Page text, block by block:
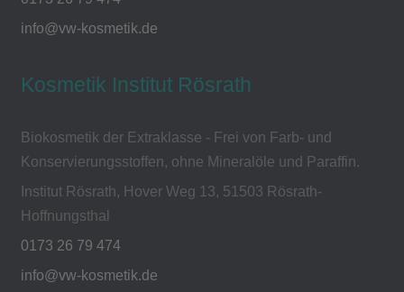
info@vw-kosmetik.de
Kosmetik Institut Rösrath
Biokosmetik der Extraklasse - Frei von Farb- und
Konservierungsstoffen, ohne Mineralöle und Paraffin.
Institut Rösrath, Hover Weg 13, 51503 Rösrath-
Hoffnungsthal
0173 26 79 474
info@vw-kosmetik.de